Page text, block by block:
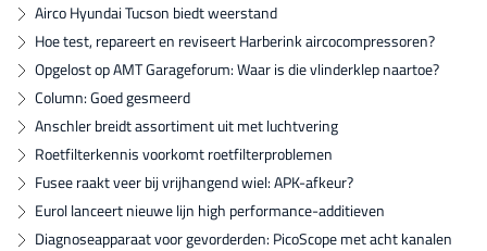
Airco Hyundai Tucson biedt weerstand
Hoe test, repareert en reviseert Harberink aircocompressoren?
Opgelost op AMT Garageforum: Waar is die vlinderklep naartoe?
Column: Goed gesmeerd
Anschler breidt assortiment uit met luchtvering
Roetfilterkennis voorkomt roetfilterproblemen
Fusee raakt veer bij vrijhangend wiel: APK-afkeur?
Eurol lanceert nieuwe lijn high performance-additieven
Diagnoseapparaat voor gevorderden: PicoScope met acht kanalen